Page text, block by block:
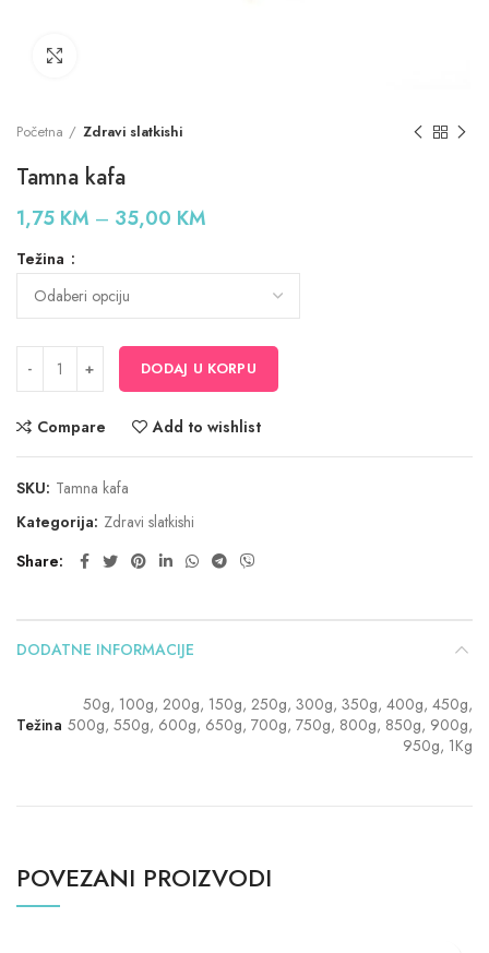
Početna Zdravi slatkishi
Tamna kafa
1,75 KM – 35,00 KM
35,00 KM
Težina
DODAJ U KORPU
Compare Add to wishlist
SKU: Tamna kafa
Kategorija: Zdravi slatkishi
Share
DODATNE INFORMACIJE
Težina
50g, 100g, 200g, 150g, 250g, 300g, 350g, 400g, 450g,
500g, 550g, 600g, 650g, 700g, 750g, 800g, 850g, 900g,
950g, 1Kg
POVEZANI PROIZVODI